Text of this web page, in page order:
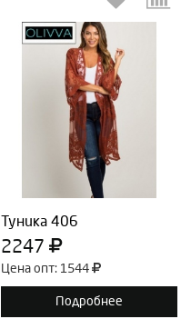
Туника 406
2247
Цена опт: 1544
Подробнее
Выберите количество:
Продолжить